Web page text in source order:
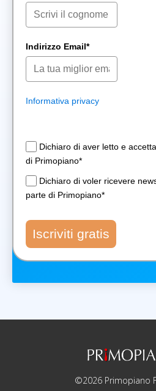
Indirizzo Email*
Informativa privacy
Dichiaro di aver letto e
di Primopiano*
Dichiaro di voler ricevere
parte di Primopiano*
Iscriviti gratis
©2026 Primopiano